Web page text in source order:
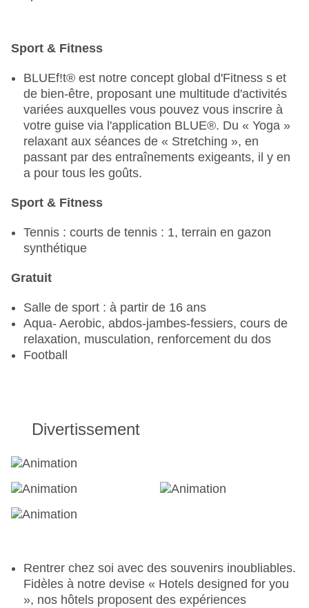
connaissance avec l’équipe d’encadrement.
«Baby Lounge» : une oasis de calme et de
confort, un havre de paix pour les parents
accompagnés de leurs bébés
À réserver sur place : « Articles pour bébés » : lit
bébé, chauffe-biberon, kit de stérilisation et divers
autres articles pour bébés, certains payants
« Kids’Club » pour les enfants de 3 à 6 ans,
place obligatoire
par semaine, gratuit, inscription sur place
obligatoire
fois par semaine, gratuites
Pour les familles
Piscine pour enfants : Outdoor, eau douce, fond
en pente douce, toboggan aquatique, transats,
transats, parasols
Piscine pour enfants « SPLASH » : Outdoor, eau
Garde d'enfants : plusieurs fois par semaine
BÉBÉS
ENFANTS
Sport & Fitness
BLUEf!t® est notre concept global d'Fitness s et
de bien-être, proposant une multitude d'activités
variées auxquelles vous pouvez vous inscrire à
votre guise via l'application BLUE®. Du « Yoga »
relaxant aux séances de « Stretching », en
passant par des entraînements exigeants, il y en
a pour tous les goûts.
Sport & Fitness
Tennis : courts de tennis : 1, terrain en gazon
synthétique
Gratuit
Salle de sport : à partir de 16 ans
Aqua- Aerobic, abdos-jambes-fessiers, cours de
relaxation, musculation, renforcement du dos
Football
Divertissement
Rentrer chez soi avec des souvenirs inoubliables.
Fidèles à notre devise « Hotels designed for you
», nos hôtels proposent des expériences